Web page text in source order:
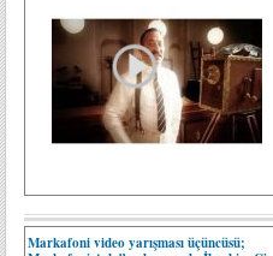
Markafoni video yarışması üçüncüsü;